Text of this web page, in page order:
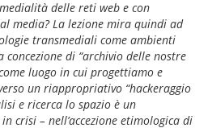
delle reti web e con
media? La lezione mira quindi ad
transmediali come ambienti
di “archivio delle nostre
luogo in cui progettiamo e
un riappropriativo “hackeraggio
e ricerca lo spazio è un
crisi – nell’accezione etimologica di